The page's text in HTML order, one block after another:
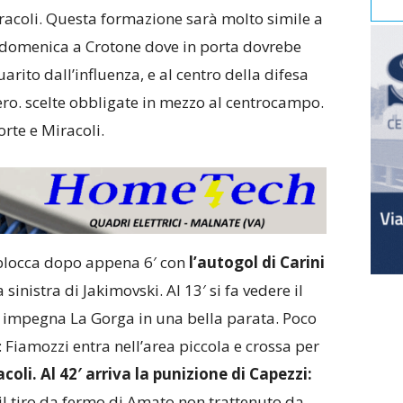
Questa formazione sarà molto simile a
a Crotone dove in porta dovrebe
dall’influenza, e al centro della difesa
scelte obbligate in mezzo al centrocampo.
e Miracoli.
dopo appena 6′ con l’autogol di Carini
di Jakimovski. Al 13′ si fa vedere il
La Gorga in una bella parata. Poco
entra nell’area piccola e crossa per
Al 42′ arriva la punizione di Capezzi: